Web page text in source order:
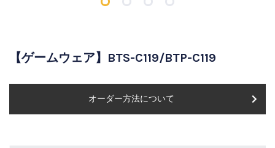
【ゲームウェア】BTS-C119/BTP-C119
オーダー方法について